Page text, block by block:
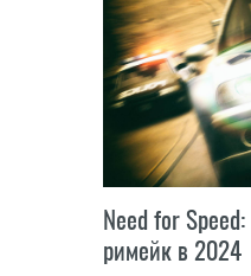
Need for
римейк в 2024